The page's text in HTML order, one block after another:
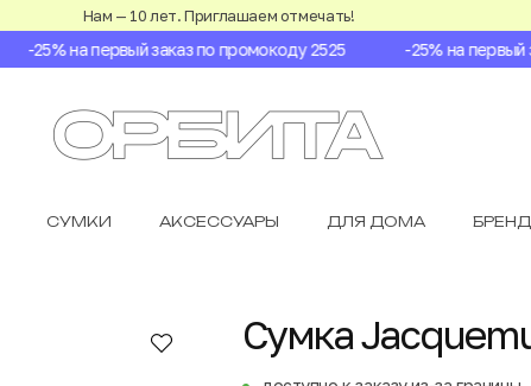
Нам — 10 лет. Приглашаем отмечать!
-25% на первый заказ по промокоду 2525 -25% на первый
СУМКИ АКСЕССУАРЫ ДЛЯ ДОМА
Сумка